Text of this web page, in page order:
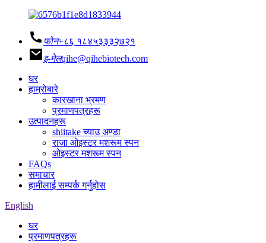
फोन+८६ १८४५३३३२७२१
इ-मेलqihe@qihebiotech.com
घर
हाम्रोबारे
कारखाना भ्रमण
प्रमाणपत्रहरू
उत्पादनहरू
shiitake च्याउ अण्डा
राजा ओइस्टर मशरूम स्पन
ओइस्टर मशरूम स्पन
FAQs
समाचार
हामीलाई सम्पर्क गर्नुहोस
English
घर
प्रमाणपत्रहरू